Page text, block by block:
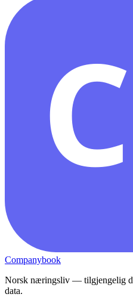
Companybook
Norsk næringsliv — tilgjengelig
data.